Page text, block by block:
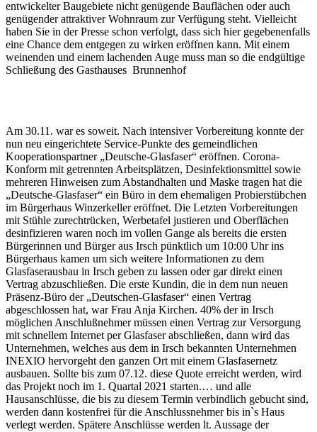
entwickelter Baugebiete nicht genügende Bauflächen oder auch
genügender attraktiver Wohnraum zur Verfügung steht. Vielleicht
haben Sie in der Presse schon verfolgt, dass sich hier gegebenenfalls
eine Chance dem entgegen zu wirken eröffnen kann. Mit einem
weinenden und einem lachenden Auge muss man so die endgültige
Schließung des Gasthauses Brunnenhof
Am 30.11. war es soweit. Nach intensiver Vorbereitung konnte der
nun neu eingerichtete Service-Punkte des gemeindlichen
Kooperationspartner „Deutsche-Glasfaser“ eröffnen. Corona-
Konform mit getrennten Arbeitsplätzen, Desinfektionsmittel sowie
mehreren Hinweisen zum Abstandhalten und Maske tragen hat die
„Deutsche-Glasfaser“ ein Büro in dem ehemaligen Probierstübchen
im Bürgerhaus Winzerkeller eröffnet. Die Letzten Vorbereitungen
mit Stühle zurechtrücken, Werbetafel justieren und Oberflächen
desinfizieren waren noch im vollen Gange als bereits die ersten
Bürgerinnen und Bürger aus Irsch pünktlich um 10:00 Uhr ins
Bürgerhaus kamen um sich weitere Informationen zu dem
Glasfaserausbau in Irsch geben zu lassen oder gar direkt einen
Vertrag abzuschließen. Die erste Kundin, die in dem nun neuen
Präsenz-Büro der „Deutschen-Glasfaser“ einen Vertrag
abgeschlossen hat, war Frau Anja Kirchen. 40% der in Irsch
möglichen Anschlußnehmer müssen einen Vertrag zur Versorgung
mit schnellem Internet per Glasfaser abschließen, dann wird das
Unternehmen, welches aus dem in Irsch bekannten Unternehmen
INEXIO hervorgeht den ganzen Ort mit einem Glasfasernetz
ausbauen. Sollte bis zum 07.12. diese Quote erreicht werden, wird
das Projekt noch im 1. Quartal 2021 starten.… und alle
Hausanschlüsse, die bis zu diesem Termin verbindlich gebucht sind,
werden dann kostenfrei für die Anschlussnehmer bis in`s Haus
verlegt werden. Spätere Anschlüsse werden lt. Aussage der